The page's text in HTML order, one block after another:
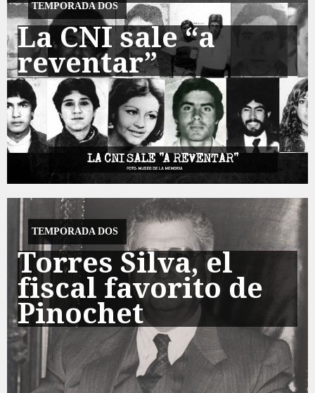
TEMPORADA DOS
La CNI sale “a
reventar”
TEMPORADA DOS
Torres Silva, el
fiscal favorito de
Pinochet